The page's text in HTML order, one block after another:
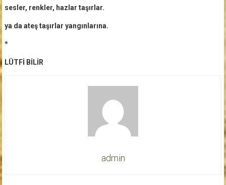
sesler, renkler, hazlar taşırlar.
ya da ateş taşırlar yangınlarına.
*
LÜTFİ BİLİR
admin